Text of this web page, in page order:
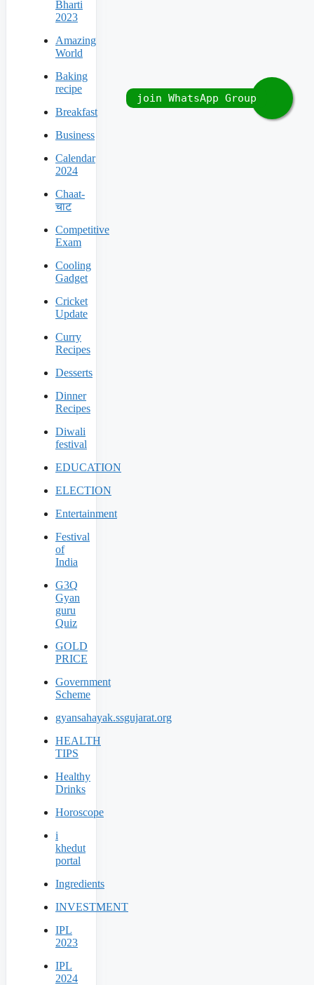
Bharti
2023
Amazing
World
Baking
recipe
Breakfast
Business
Calendar
2024
Chaat-
चाट
Competitive
Exam
Cooling
Gadget
Cricket
Update
Curry
Recipes
Desserts
Dinner
Recipes
Diwali
festival
EDUCATION
ELECTION
Entertainment
Festival
of
India
G3Q
Gyan
guru
Quiz
GOLD
PRICE
Government
Scheme
gyansahayak.ssgujarat.org
HEALTH
TIPS
Healthy
Drinks
Horoscope
i
khedut
portal
Ingredients
INVESTMENT
IPL
2023
IPL
2024